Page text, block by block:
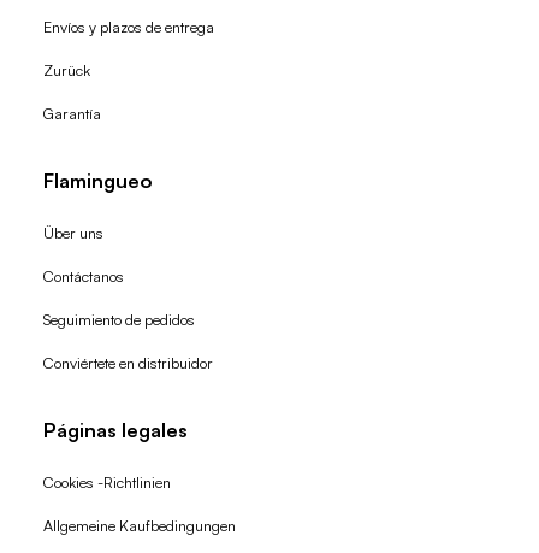
Envíos y plazos de entrega
Zurück
Garantía
Flamingueo
Über uns
Contáctanos
Seguimiento de pedidos
Conviértete en distribuidor
Páginas legales
Cookies -Richtlinien
Allgemeine Kaufbedingungen